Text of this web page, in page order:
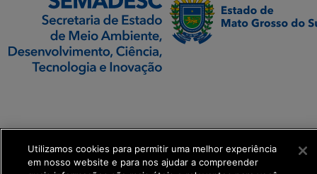
Transformação Digital
get_footer();
Utilizamos cookies para permitir uma melhor experiência
em nosso website e para nos ajudar a compreender